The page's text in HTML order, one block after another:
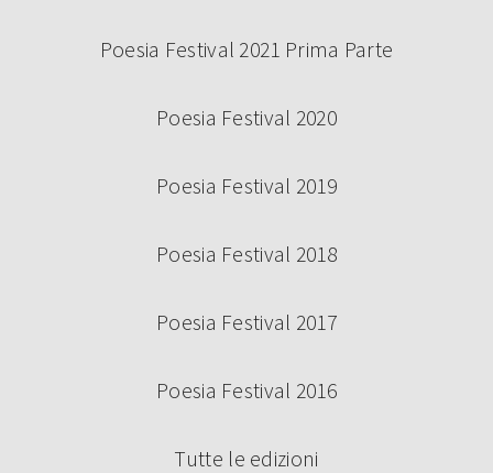
Poesia Festival 2021 Prima Parte
Poesia Festival 2020
Poesia Festival 2019
Poesia Festival 2018
Poesia Festival 2017
Poesia Festival 2016
Tutte le edizioni